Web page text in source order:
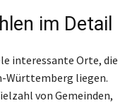
im Detail
interessante Orte, die
Württemberg liegen.
von Gemeinden,